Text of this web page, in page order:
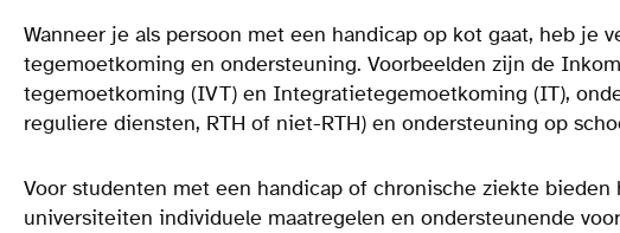
Wanneer je als persoon met een handicap op kot gaat, heb je
tegemoetkoming en ondersteuning. Voorbeelden zijn de
tegemoetkoming (IVT) en Integratietegemoetkoming (IT),
reguliere diensten, RTH of niet-RTH) en ondersteuning op
Voor studenten met een handicap of chronische ziekte bieden
universiteiten individuele maatregelen en ondersteunende